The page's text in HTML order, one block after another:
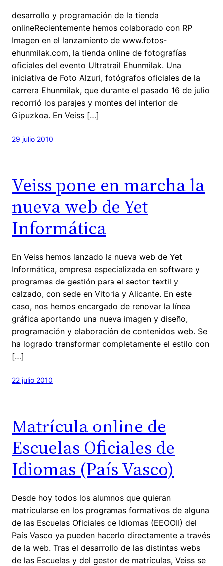
desarrollo y programación de la tienda
onlineRecientemente hemos colaborado con RP
Imagen en el lanzamiento de www.fotos-
ehunmilak.com, la tienda online de fotografías
oficiales del evento Ultratrail Ehunmilak. Una
iniciativa de Foto Alzuri, fotógrafos oficiales de la
carrera Ehunmilak, que durante el pasado 16 de julio
recorrió los parajes y montes del interior de
Gipuzkoa. En Veiss […]
29 julio 2010
Veiss pone en marcha la
nueva web de Yet
Informática
En Veiss hemos lanzado la nueva web de Yet
Informática, empresa especializada en software y
programas de gestión para el sector textil y
calzado, con sede en Vitoria y Alicante. En este
caso, nos hemos encargado de renovar la línea
gráfica aportando una nueva imagen y diseño,
programación y elaboración de contenidos web. Se
ha logrado transformar completamente el estilo con
[…]
22 julio 2010
Matrícula online de
Escuelas Oficiales de
Idiomas (País Vasco)
Desde hoy todos los alumnos que quieran
matricularse en los programas formativos de alguna
de las Escuelas Oficiales de Idiomas (EEOOII) del
País Vasco ya pueden hacerlo directamente a través
de la web. Tras el desarrollo de las distintas webs
de las Escuelas y del gestor de matrículas, Veiss se